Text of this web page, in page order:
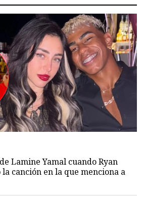
Lamine Yamal cuando Ryan
la canción en la que menciona a